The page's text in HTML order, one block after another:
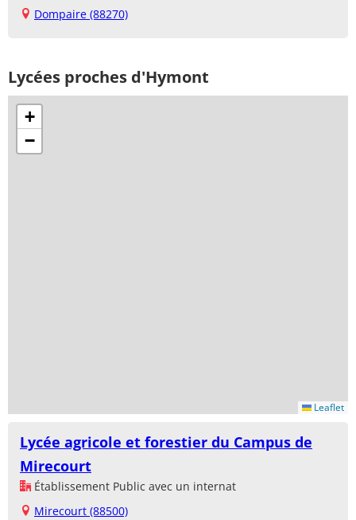
Dompaire (88270)
Lycées proches d'Hymont
+
−
Leaflet
Lycée agricole et forestier du Campus de
Mirecourt
Établissement Public avec un internat
Mirecourt (88500)